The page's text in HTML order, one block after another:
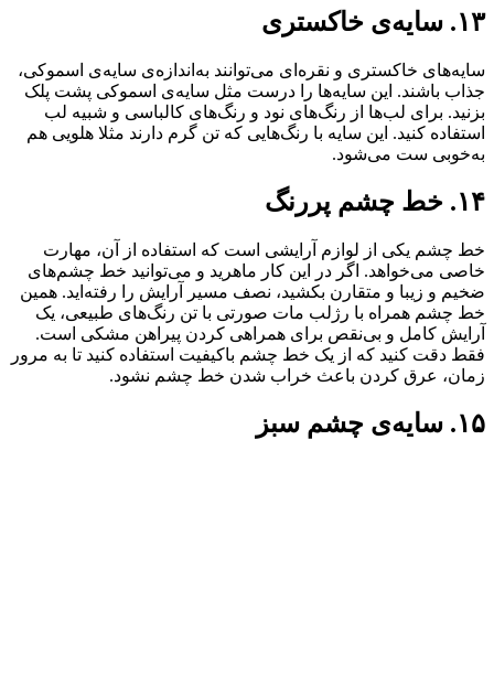
۱۳. سایه‌ی خاکستری
سایه‌های خاکستری و نقره‌ای می‌توانند به‌اندازه‌ی سایه‌ی اسموکی،
جذاب باشند. این سایه‌ها را درست مثل سایه‌ی اسموکی پشت پلک
بزنید. برای لب‌ها از رنگ‌های نود و رنگ‌های کالباسی و شبیه لب
استفاده کنید. این سایه با رنگ‌هایی که تن گرم دارند مثلا هلویی هم
به‌خوبی ست می‌شود.
۱۴. خط چشم پررنگ
خط چشم یکی از لوازم آرایشی است که استفاده از آن، مهارت
خاصی می‌خواهد. اگر در این کار ماهرید و می‌توانید خط چشم‌های
ضخیم و زیبا و متقارن بکشید، نصف مسیر آرایش را رفته‌اید. همین
خط چشم همراه با رژلب مات صورتی با تن رنگ‌های طبیعی، یک
آرایش کامل و بی‌نقص برای همراهی کردن پیراهن مشکی است.
فقط دقت کنید که از یک خط چشم باکیفیت استفاده کنید تا به مرور
زمان، عرق کردن باعث خراب شدن خط چشم نشود.
۱۵. سایه‌ی چشم سبز